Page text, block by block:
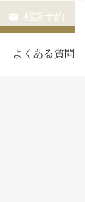
email 相談予約
よくある質問